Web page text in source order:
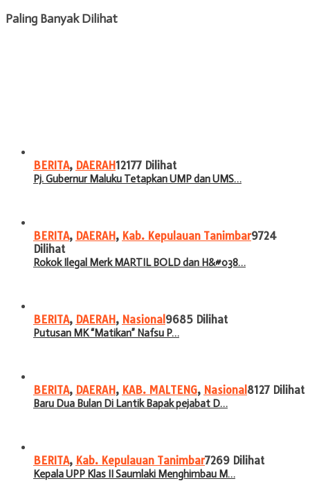
Paling Banyak Dilihat
BERITA, DAERAH12177 Dilihat
Pj. Gubernur Maluku Tetapkan UMP dan UMS…
BERITA, DAERAH, Kab. Kepulauan Tanimbar9724
Dilihat
Rokok Ilegal Merk MARTIL BOLD dan H&#038…
BERITA, DAERAH, Nasional 9685 Dilihat
Putusan MK “Matikan” Nafsu P…
BERITA, DAERAH, KAB. MALTENG, Nasional 8127 Dilihat
Baru Dua Bulan Di Lantik Bapak pejabat D…
BERITA, Kab. Kepulauan Tanimbar7269 Dilihat
Kepala UPP Klas II Saumlaki Menghimbau M…